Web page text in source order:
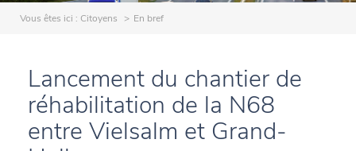
Vous êtes ici : Citoyens En bref
Lancement du chantier de
réhabilitation de la N68
entre Vielsalm et Grand-